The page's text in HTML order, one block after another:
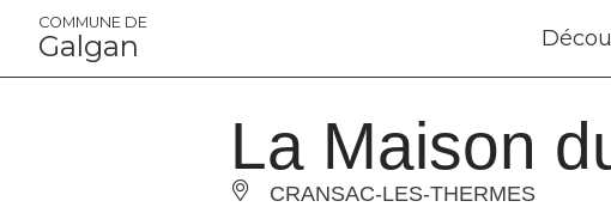
Panneau de gestion des cookies
COMMUNE DE
Galgan
La Maison
CRANSAC-LES-THERMES